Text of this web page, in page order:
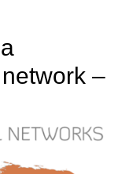
–